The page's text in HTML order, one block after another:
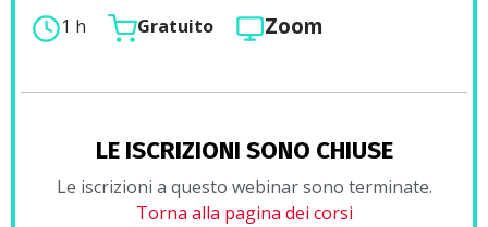
1 h Gratuito Zoom
LE ISCRIZIONI SONO CHIUSE
Le iscrizioni a questo webinar sono terminate.
Torna alla pagina dei corsi